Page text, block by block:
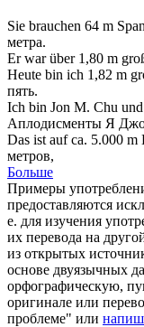
Sie brauchen 64 m
метра.
Er war über 1,80 m
Heute bin ich 1,82 m
пять.
Ich bin Jon M. Chu
Аплодисменты Я
Das ist auf ca. 5.000 m
метров,
Больше
Примеры
предоставляются
е. для изучения
их перевода на
из открытых
основе двуязычных
орфографическую,
оригинале или
проблеме" или